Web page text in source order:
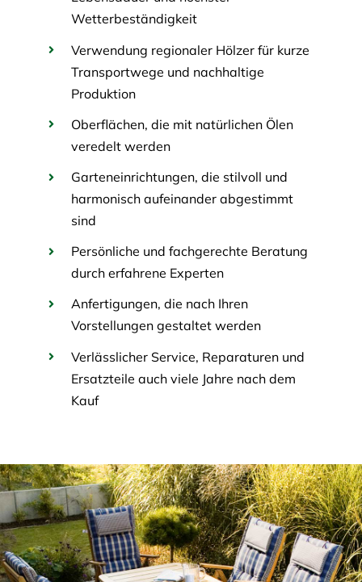
Wetterbeständigkeit
Verwendung regionaler Hölzer für kurze
Transportwege und nachhaltige
Produktion
Oberflächen, die mit natürlichen Ölen
veredelt werden
Garteneinrichtungen, die stilvoll und
harmonisch aufeinander abgestimmt
sind
Persönliche und fachgerechte Beratung
durch erfahrene Experten
Anfertigungen, die nach Ihren
Vorstellungen gestaltet werden
Verlässlicher Service, Reparaturen und
Ersatzteile auch viele Jahre nach dem
Kauf